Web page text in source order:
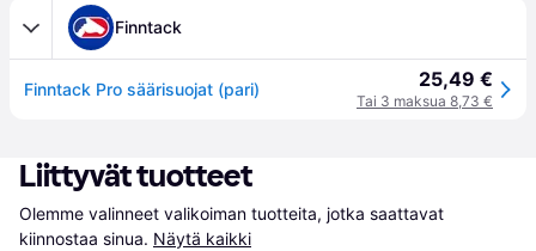
Finntack
Finntack Pro säärisuojat (pari) 25,49 €
Tai 3 maksua 8,73 €
Liittyvät tuotteet
Olemme valinneet valikoiman tuotteita, jotka saattavat
kiinnostaa sinua. Näytä kaikki